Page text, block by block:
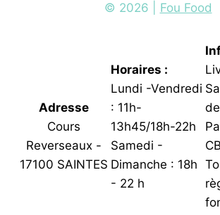
© 2026 | Fou Food
Adresse
Cours
Reverseaux -
17100 SAINTES
Horaires :
Lundi -Vendredi
: 11h-
13h45/18h-22h
Samedi -
Dimanche : 18h
- 22 h